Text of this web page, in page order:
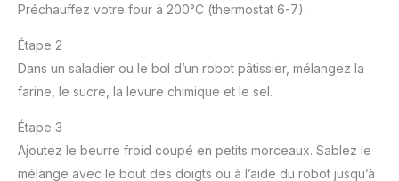
Préchauffez votre four à 200°C (thermostat 6-7).
Étape 2
Dans un saladier ou le bol d’un robot pâtissier, mélangez la
farine, le sucre, la levure chimique et le sel.
Étape 3
Ajoutez le beurre froid coupé en petits morceaux. Sablez le
mélange avec le bout des doigts ou à l’aide du robot jusqu’à